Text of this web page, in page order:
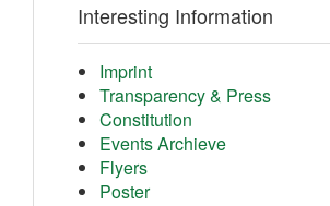
Interesting Information
Imprint
Transparency & Press
Constitution
Events Archieve
Flyers
Poster